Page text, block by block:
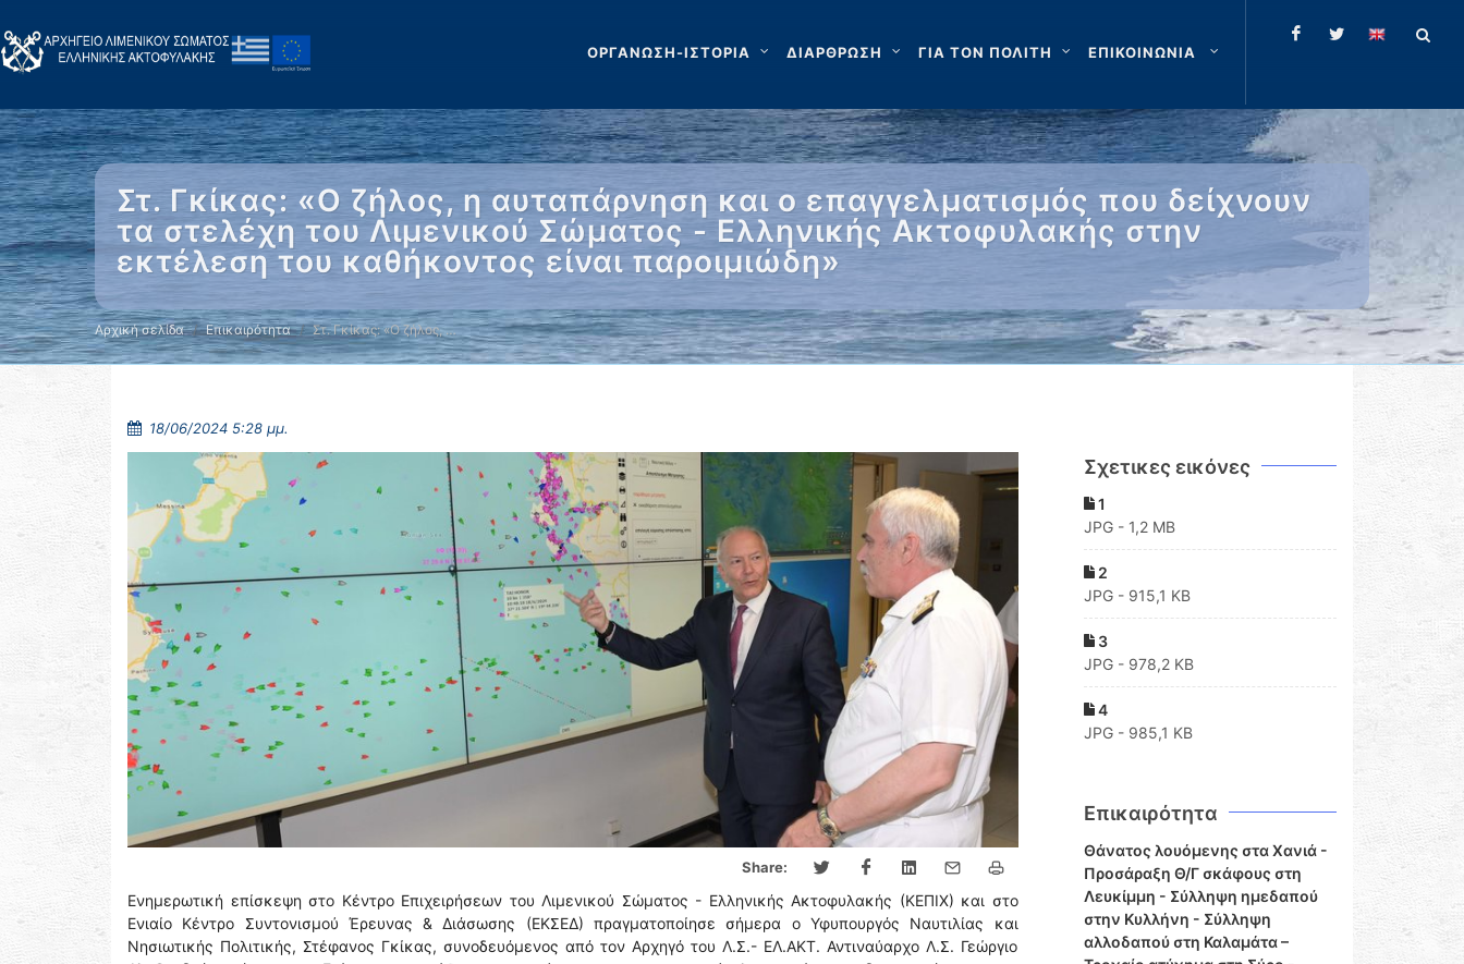
ΟΡΓΑΝΩΣΗ-ΙΣΤΟΡΙΑ ΔΙΑΡΘΡΩΣΗ ΓΙΑ ΤΟΝ ΠΟΛΙΤΗ ΕΠΙΚΟΙΝΩΝΙΑ
Στ. Γκίκας: «Ο ζήλος, η αυταπάρνηση και ο επαγγελματισμός που δείχνουν
τα στελέχη του Λιμενικού Σώματος - Ελληνικής Ακτοφυλακής στην
εκτέλεση του καθήκοντος είναι παροιμιώδη»
Αρχική σελίδα Επικαιρότητα Στ. Γκίκας: «Ο ζήλος, …
18/06/2024 5:28 μμ.
Share:
Ενημερωτική επίσκεψη στο Κέντρο Επιχειρήσεων του Λιμενικού Σώματος - Ελληνικής Ακτοφυλακής (ΚΕΠΙΧ) και στο
Ενιαίο Κέντρο Συντονισμού Έρευνας & Διάσωσης (ΕΚΣΕΔ) πραγματοποίησε σήμερα ο Υφυπουργός Ναυτιλίας και
Νησιωτικής Πολιτικής, Στέφανος Γκίκας, συνοδευόμενος από τον Αρχηγό του Λ.Σ.- ΕΛ.ΑΚΤ. Αντιναύαρχο Λ.Σ. Γεώργιο
Σχετικες εικόνες
1
JPG - 1,2 MB
2
JPG - 915,1 KB
3
JPG - 978,2 KB
4
JPG - 985,1 KB
Επικαιρότητα
Θάνατος λουόμενης στα Χανιά -
Προσάραξη Θ/Γ σκάφους στη
Λευκίμμη - Σύλληψη ημεδαπού
στην Κυλλήνη - Σύλληψη
αλλοδαπού στη Καλαμάτα –